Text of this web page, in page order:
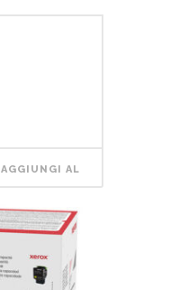
AGGIUNGI AL
CARRELLO